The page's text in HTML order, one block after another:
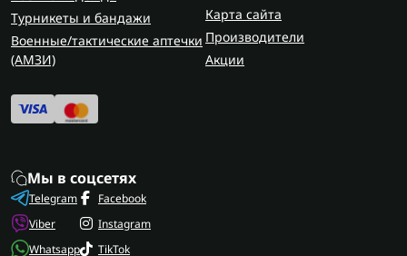
Турникеты и бандажи
Военные/тактические аптечки
(AMЗИ)
Карта сайта
Производители
Акции
Мы в соцсетях
Telegram
Viber
Whatsapp
Facebook
Instagram
TikTok